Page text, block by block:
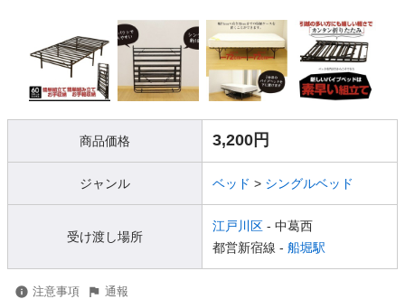
商品価格 3,200円
ジャンル ベッド > シングルベッド
受け渡し場所
江戸川区 - 中葛西
都営新宿線 - 船堀駅
注意事項 通報